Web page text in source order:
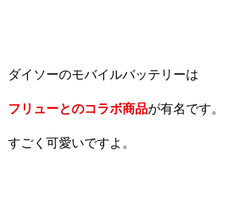
ダイソーのモバイルバッテリーは
フリューとのコラボ商品が有名です。
すごく可愛いですよ。